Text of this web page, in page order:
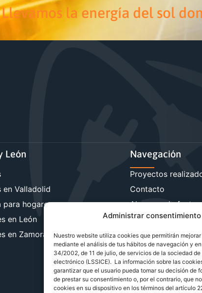
Administrar
Nuestro website utiliza cookies que permitirán
mediante el análisis de tus hábitos de navegación y
34/2002, de 11 de julio, de servicios de la sociedad
electrónico (LSSICE). La información sobre las
garantizar que el usuario pueda tomar su decisión de
de prestar su consentimiento o, por el contrario, que
cookies en su dispositivo en los términos del artículo
Llevamos la energía del sol
León
en Valladolid
para hogares y empresa
en León
en Zamora
Navegación
Proyectos
Contacto
Ahorra en la
Reduce la carga
Más servicios
Blog de energía y